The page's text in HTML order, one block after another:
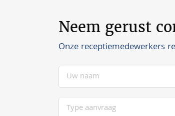
Neem gerust
Onze receptiemedewerkers